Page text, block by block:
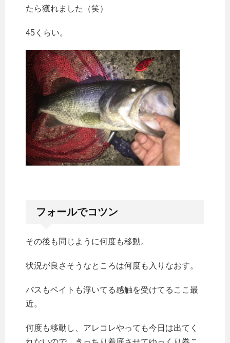
たら獲れました（笑）
45くらい。
フォールでコツン
その後も同じように何度も移動。
状況が良さそうなところは何度も入りなおす。
バスもベイトも浮いてる感触を受けてるここ最
近。
何度も移動し、アレコレやっても今日は出てく